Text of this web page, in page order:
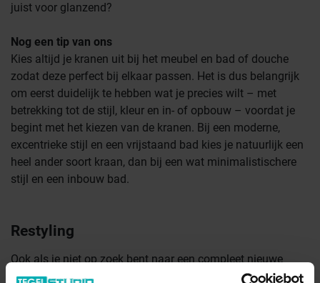
juist voor glanzend?
Nog een tip van ons
Kies altijd je kranen uit bij het meubel en bad of douche
zodat deze perfect bij elkaar passen. Het is dus belangrijk
om eerst duidelijk te hebben wat je precies wilt – met
betrekking tot de stijl, kleur en in- of opbouw – voordat je
begint met het kiezen van de kranen. Bij een moderne,
excentrieke stijl en een vrijstaand bad kies je natuurlijk een
heel ander soort kraan, dan bij een wat minimalistischere
stijl en een inbouw bad.
Restyling
Ook als je niet op zoek bent naar een compleet nieuwe
badkamer, maar wel graag je badkamer een nieuwe